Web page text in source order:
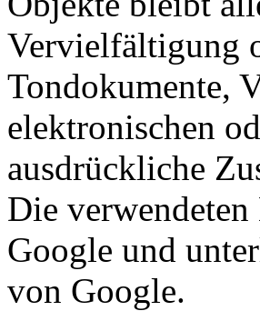
Vervielfältigung
Tondokumente,
elektronischen
ausdrückliche
Die
Google und
von Google.